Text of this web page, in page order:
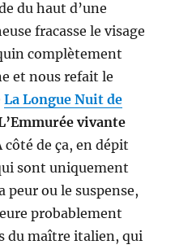
du haut d’une
fracasse le visage
complètement
et nous refait le
La Longue Nuit de
vivante
de ça, en dépit
sont uniquement
ou le suspense,
probablement
du maître italien, qui